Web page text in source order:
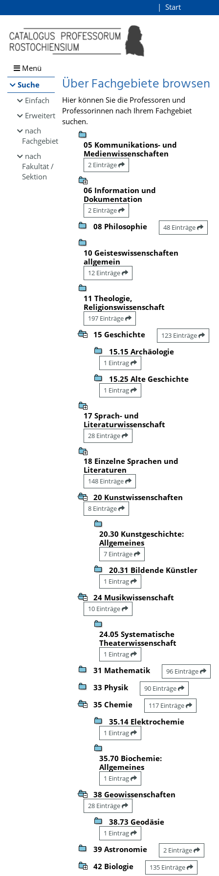
Browsen
direkt zum Inhalt
Start
Menü
Suche
Einfach
Erweitert
nach
Fachgebiet
nach
Fakultät /
Sektion
Über Fachgebiete browsen
Hier können Sie die Professoren und
Professorinnen nach Ihrem Fachgebiet
suchen.
05 Kommunikations- und
Medienwissenschaften
2 Einträge
06 Information und
Dokumentation
2 Einträge
08 Philosophie 48 Einträge
10 Geisteswissenschaften
allgemein
12 Einträge
11 Theologie,
Religionswissenschaft
197 Einträge
15 Geschichte 123 Einträge
15.15 Archäologie
1 Eintrag
15.25 Alte Geschichte
1 Eintrag
17 Sprach- und
Literaturwissenschaft
28 Einträge
18 Einzelne Sprachen und
Literaturen
148 Einträge
20 Kunstwissenschaften
8 Einträge
20.30 Kunstgeschichte:
Allgemeines
7 Einträge
20.31 Bildende Künstler
1 Eintrag
24 Musikwissenschaft
10 Einträge
24.05 Systematische
Theaterwissenschaft
1 Eintrag
31 Mathematik 96 Einträge
33 Physik 90 Einträge
35 Chemie 117 Einträge
35.14 Elektrochemie
1 Eintrag
35.70 Biochemie:
Allgemeines
1 Eintrag
38 Geowissenschaften
28 Einträge
38.73 Geodäsie
1 Eintrag
39 Astronomie 2 Einträge
42 Biologie 135 Einträge